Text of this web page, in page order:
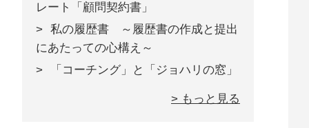
レート「顧問契約書」
私の履歴書 ～履歴書の作成と提出
にあたっての心構え～
「コーチング」と「ジョハリの窓」
> もっと見る